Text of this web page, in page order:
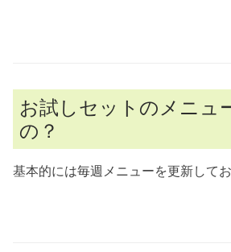
お試しセットのメニュ
の？
基本的には毎週メニューを更新し